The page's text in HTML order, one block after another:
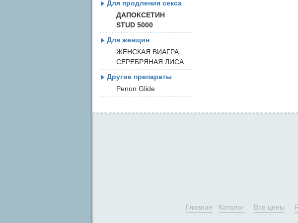
Для продления секса
ДАПОКСЕТИН
STUD 5000
Для женщин
ЖЕНСКАЯ ВИАГРА
СЕРЕБРЯНАЯ ЛИСА
Другие препараты
Penon Glide
Главная Каталог Все цены